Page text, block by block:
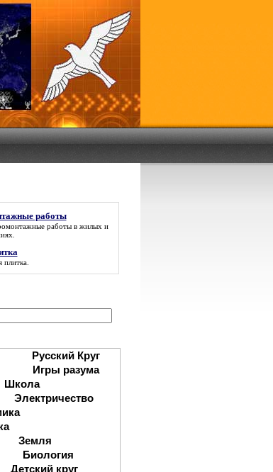
работы
работыв жилых и
плитка.
Русский Круг
Игры разума
Школа
Электричество
Земля
Биология
Детский круг